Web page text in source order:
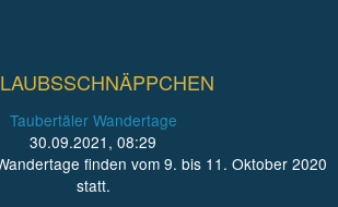
Taubertäler Wandertage
30.09.2021, 08:29
finden vom 9. bis 11. Oktober 2020
statt.